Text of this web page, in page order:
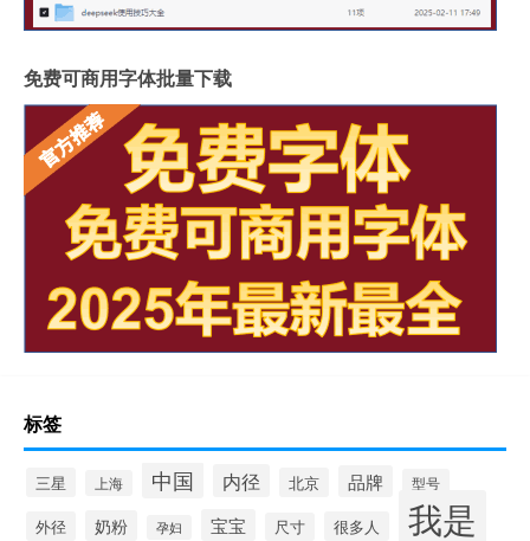
免费可商用字体批量下载
标签
三星 上海 中国 内径 北京 品牌 型号
外径 奶粉 孕妇 宝宝 尺寸 很多人 我是